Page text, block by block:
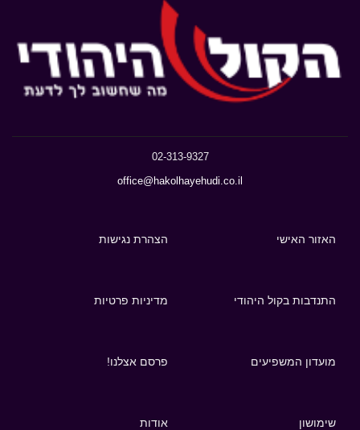
02-313-9327
office@hakolhayehudi.co.il
האזור האישי הצהרת נגישות
התנדבות בקול היהודי מדיניות פרטיות
מועדון המשפיעים פרסם אצלנו!
שימושון אודות